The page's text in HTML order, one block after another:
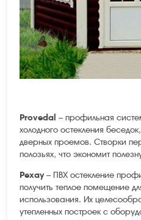
Provedal – профильная
холодного остекления
дверных проемов. Створки
полозьях, что экономит
Рехау– ПВХ остекление
получить теплое помещение
использования. Их
утепленных построек с